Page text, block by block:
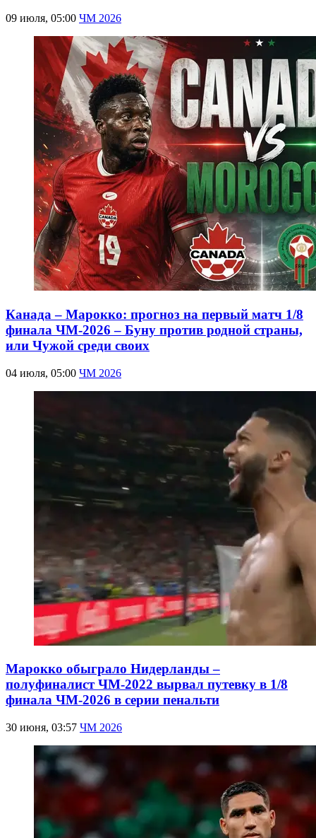
09 июля, 05:00 ЧМ 2026
Канада – Марокко: прогноз на первый матч 1/8
финала ЧМ-2026 – Буну против родной страны,
или Чужой среди своих
04 июля, 05:00 ЧМ 2026
Марокко обыграло Нидерланды –
полуфиналист ЧМ-2022 вырвал путевку в 1/8
финала ЧМ-2026 в серии пенальти
30 июня, 03:57 ЧМ 2026